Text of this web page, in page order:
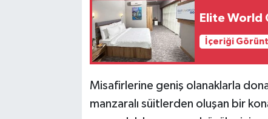
Elite World
İçeriği
Misafirlerine geniş olanaklarla
manzaralı süitlerden oluşan bir